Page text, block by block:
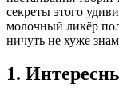
секреты этого
молочный ликёр
ничуть не хуже
1.